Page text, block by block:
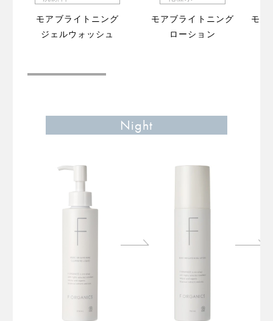
モアブライトニング
ジェルウォッシュ
モアブライトニング
ローション
モア
Night